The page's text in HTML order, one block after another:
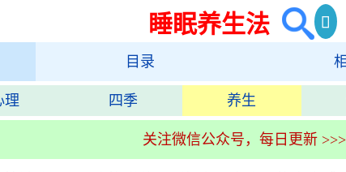
睡眠养生法
目录
理 四季 养生
关注微信公众号，每日更新 >>>